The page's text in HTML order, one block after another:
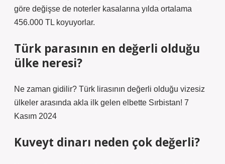
göre değişse de noterler kasalarına yılda ortalama
456.000 TL koyuyorlar.
Türk parasının en değerli olduğu
ülke neresi?
Ne zaman gidilir? Türk lirasının değerli olduğu vizesiz
ülkeler arasında akla ilk gelen elbette Sırbistan! 7
Kasım 2024
Kuveyt dinarı neden çok değerli?